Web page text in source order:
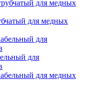
для медных
для